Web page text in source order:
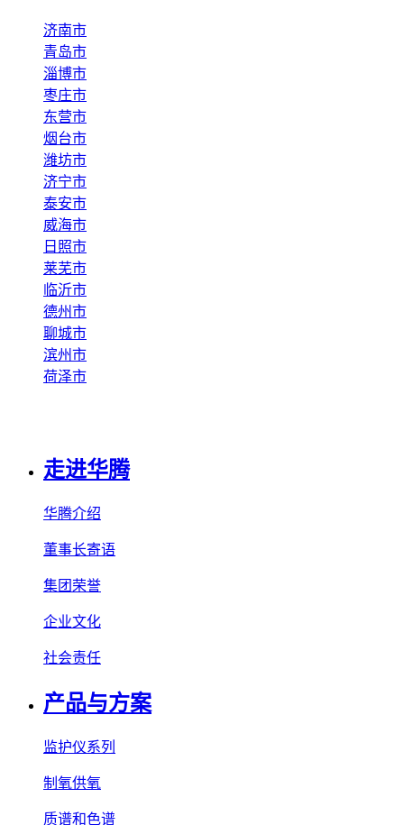
济南市
青岛市
淄博市
枣庄市
东营市
烟台市
潍坊市
济宁市
泰安市
威海市
日照市
莱芜市
临沂市
德州市
聊城市
滨州市
荷泽市
走进华腾
华腾介绍
董事长寄语
集团荣誉
企业文化
社会责任
产品与方案
监护仪系列
制氧供氧
质谱和色谱